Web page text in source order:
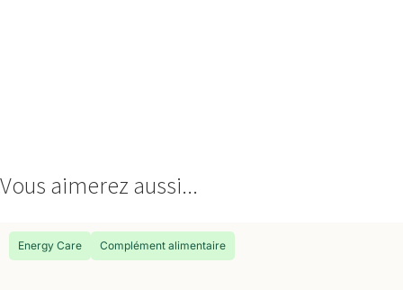
Vous aimerez aussi...
Energy Care Complément alimentaire